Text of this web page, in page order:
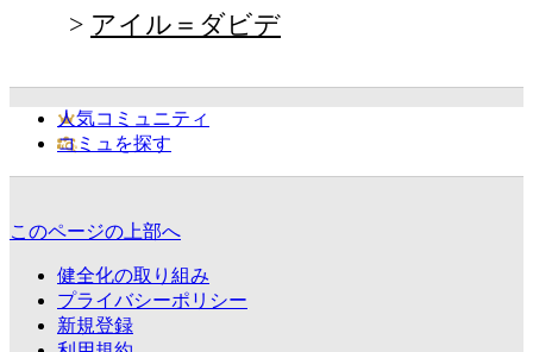
アイル＝ダビデ
人気コミュニティ
コミュを探す
このページの上部へ
健全化の取り組み
プライバシーポリシー
新規登録